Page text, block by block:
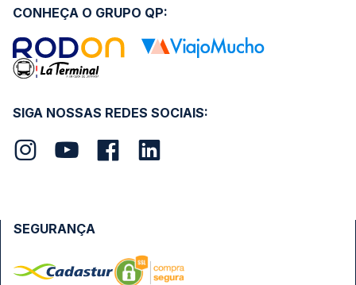
SIGA NOSSAS REDES SOCIAIS:
CONHEÇA O GRUPO QP:
SEGURANÇA